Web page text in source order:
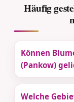
Häufig
Können
(Pankow)
Welche